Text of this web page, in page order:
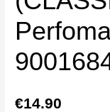
€14.90